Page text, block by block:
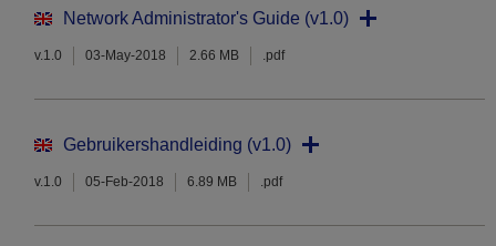
Network Administrator's Guide (v1.0)
v.1.0 03-May-2018 2.66 MB .pdf
Gebruikershandleiding (v1.0)
v.1.0 05-Feb-2018 6.89 MB .pdf